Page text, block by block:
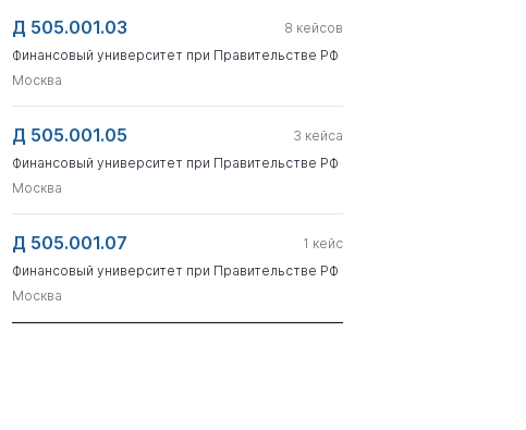
Д 505.001.03 8 кейсов
Финансовый университет при Правительстве РФ
Москва
Д 505.001.05 3 кейса
Финансовый университет при Правительстве РФ
Москва
Д 505.001.07 1 кейс
Финансовый университет при Правительстве РФ
Москва